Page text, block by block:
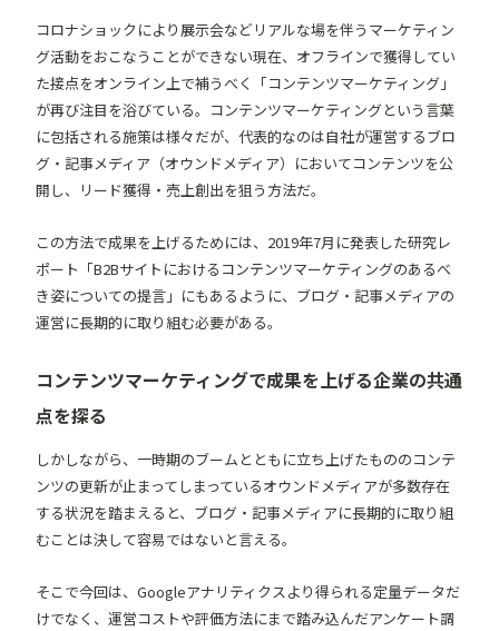
コロナショックにより展示会などリアルな場を伴うマーケティン
グ活動をおこなうことができない現在、オフラインで獲得してい
た接点をオンライン上で補うべく「コンテンツマーケティング」
が再び注目を浴びている。コンテンツマーケティングという言葉
に包括される施策は様々だが、代表的なのは自社が運営するブロ
グ・記事メディア（オウンドメディア）においてコンテンツを公
開し、リード獲得・売上創出を狙う方法だ。
この方法で成果を上げるためには、2019年7月に発表した研究レ
ポート「B2Bサイトにおけるコンテンツマーケティングのあるべ
き姿についての提言 」にもあるように、ブログ・記事メディアの
運営に長期的に取り組む必要がある。
コンテンツマーケティングで成果を上げる企業の共通
点を探る
しかしながら、一時期のブームとともに立ち上げたもののコンテ
ンツの更新が止まってしまっているオウンドメディアが多数存在
する状況を踏まえると、ブログ・記事メディアに長期的に取り組
むことは決して容易ではないと言える。
そこで今回は、Googleアナリティクスより得られる定量データだ
けでなく、運営コストや評価方法にまで踏み込んだアンケート調